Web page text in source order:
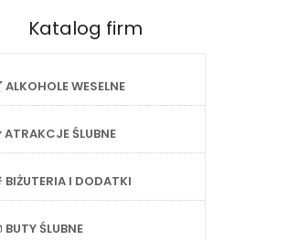
Katalog firm
ALKOHOLE WESELNE
ATRAKCJE ŚLUBNE
BIŻUTERIA I DODATKI
BUTY ŚLUBNE